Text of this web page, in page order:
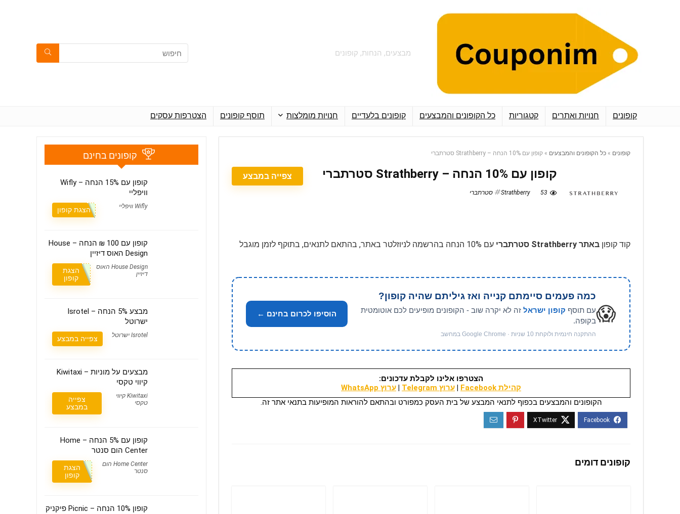
מבצעים, הנחות, קופונים
קופונים חנויות ואתרים קטגוריות כל הקופונים והמבצעים קופונים בלעדיים חנויות מומלצות תוסף קופונים הצטרפות עסקים
קופונים » כל הקופונים והמבצעים » קופון עם 10% הנחה – Strathberry סטרתברי
קופון עם 10% הנחה – Strathberry סטרתברי
53 Strathberry סטרתברי
צפייה במבצע
קוד קופון באתר Strathberry סטרתברי עם 10% הנחה בהרשמה לניוזלטר באתר, בהתאם לתנאים, בתוקף לזמן מוגבל
😱
כמה פעמים סיימתם קנייה ואז גיליתם שהיה קופון?
עם תוסף קופון ישראל זה לא יקרה שוב - הקופונים מופיעים לכם אוטומטית
בקופה.
ההתקנה חינמית ולוקחת 10 שניות · Google Chrome במחשב
הוסיפו לכרום בחינם ←
הצטרפו אלינו לקבלת עדכונים:
קהילת Facebook
| ערוץ Telegram | ערוץ WhatsApp
הקופונים והמבצעים בכפוף לתנאי המבצע של בית העסק כמפורט ובהתאם להוראות המופיעות בתנאי אתר זה.
קופונים דומים
קופונים בחינם
קופון עם 15% הנחה – Wifly
וויפליי
Wifly וויפליי הצגת קופון
קופון עם 100 ₪ הנחה – House
Design האוס דיזיין
House Design האוס
דיזיין
הצגת
קופון
מבצע 5% הנחה – Isrotel
ישרוטל
Isrotel ישרוטל צפייה במבצע
מבצעים על מוניות – Kiwitaxi
קיווי טקסי
Kiwitaxi קיווי
טקסי
צפייה
במבצע
קופון עם 5% הנחה – Home
Center הום סנטר
Home Center הום
סנטר
הצגת
קופון
קופון 10% הנחה – Picnic פיקניק